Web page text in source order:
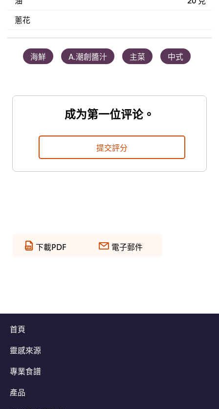
蔥花
海鮮 A.潮創醬汁 主菜 中式
成为第一位评论。
提交評分
下載PDF 電子郵件
首頁
靈感來源
專業食譜
產品